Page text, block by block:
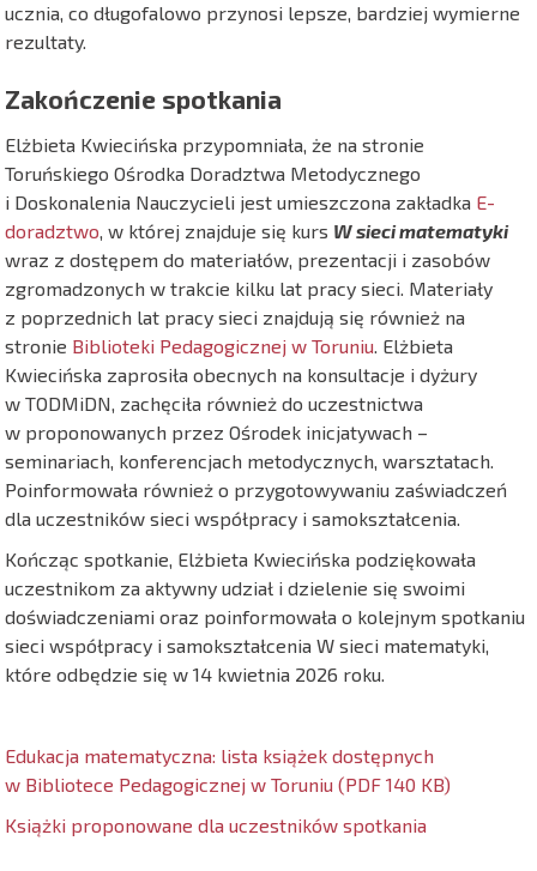
ucznia, co długofalowo przynosi lepsze, bardziej wymierne
rezultaty.
Zakończenie spotkania
Elżbieta Kwiecińska przypomniała, że na stronie
Toruńskiego Ośrodka Doradztwa Metodycznego
i Doskonalenia Nauczycieli jest umieszczona zakładka E-
doradztwo, w której znajduje się kurs W sieci matematyki
wraz z dostępem do materiałów, prezentacji i zasobów
zgromadzonych w trakcie kilku lat pracy sieci. Materiały
z poprzednich lat pracy sieci znajdują się również na
stronie Biblioteki Pedagogicznej w Toruniu. Elżbieta
Kwiecińska zaprosiła obecnych na konsultacje i dyżury
w TODMiDN, zachęciła również do uczestnictwa
w proponowanych przez Ośrodek inicjatywach –
seminariach, konferencjach metodycznych, warsztatach.
Poinformowała również o przygotowywaniu zaświadczeń
dla uczestników sieci współpracy i samokształcenia.
Kończąc spotkanie, Elżbieta Kwiecińska podziękowała
uczestnikom za aktywny udział i dzielenie się swoimi
doświadczeniami oraz poinformowała o kolejnym spotkaniu
sieci współpracy i samokształcenia W sieci matematyki,
które odbędzie się w 14 kwietnia 2026 roku.
Edukacja matematyczna: lista książek dostępnych
w Bibliotece Pedagogicznej w Toruniu (PDF 140 KB)
Książki proponowane dla uczestników spotkania